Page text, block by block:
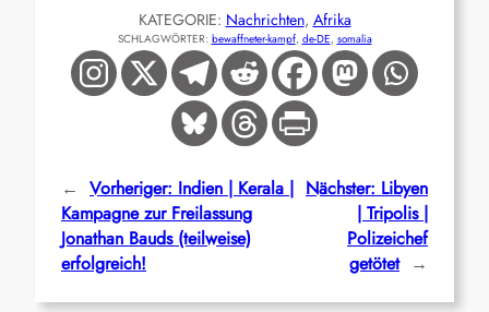
KATEGORIE: Nachrichten, Afrika
SCHLAGWÖRTER: bewaffneter-kampf, de-DE, somalia
← Vorheriger: Indien | Kerala |
Kampagne zur Freilassung
Jonathan Bauds (teilweise)
erfolgreich!
Nächster: Libyen
| Tripolis |
Polizeichef
getötet →